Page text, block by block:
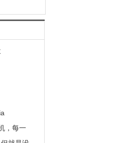
，每一